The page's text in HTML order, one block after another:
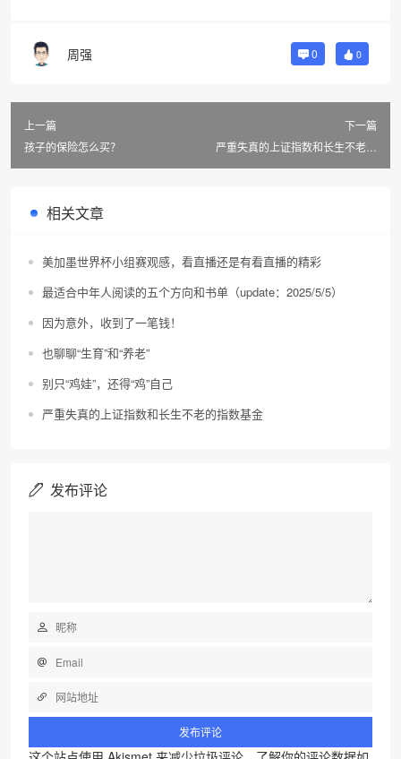
周强 0 0
上一篇
孩子的保险怎么买？
下一篇
严重失真的上证指数和长生不老的
相关文章
美加墨世界杯小组赛观感，看直播还是有看直播的精彩
最适合中年人阅读的五个方向和书单（update：2025/5/5）
因为意外，收到了一笔钱！
也聊聊“生育”和“养老”
别只“鸡娃”，还得“鸡”自己
严重失真的上证指数和长生不老的指数基金
发布评论